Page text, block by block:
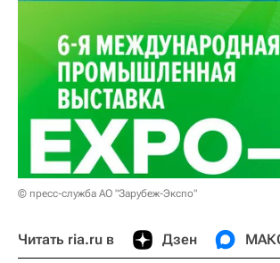
© пресс-служба АО "Зарубеж-Экспо"
Читать ria.ru в Дзен